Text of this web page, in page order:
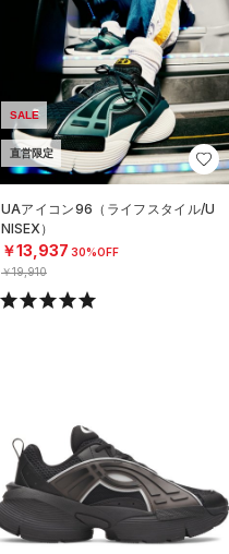
SALE
直営限定
UAアイコン96（ライフスタイル/U
NISEX）
￥13,937 30%OFF
￥19,910